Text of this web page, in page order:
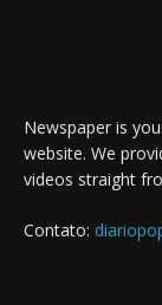
Newspaper is
website. We
videos straight
Contato: